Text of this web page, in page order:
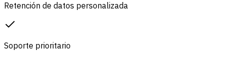
Retención de datos personalizada
Soporte prioritario